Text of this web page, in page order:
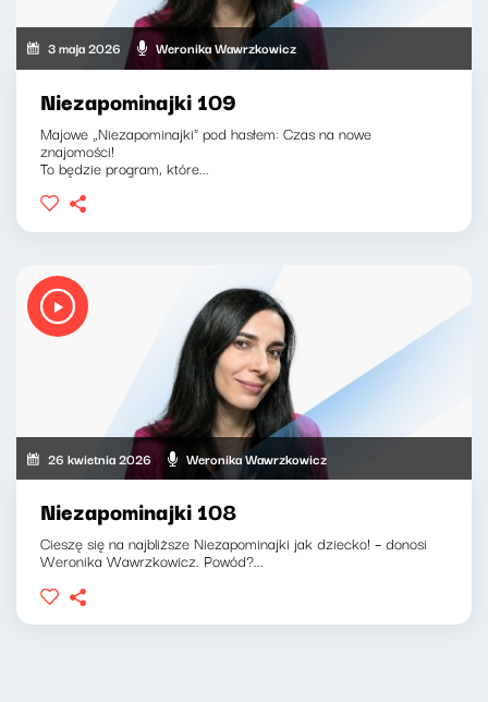
3 maja 2026 Weronika Wawrzkowicz
Niezapominajki 109
Majowe „Niezapominajki" pod hasłem: Czas na nowe
znajomości!
To będzie program, które...
26 kwietnia 2026 Weronika Wawrzkowicz
Niezapominajki 108
Cieszę się na najbliższe Niezapominajki jak dziecko! – donosi
Weronika Wawrzkowicz. Powód?...